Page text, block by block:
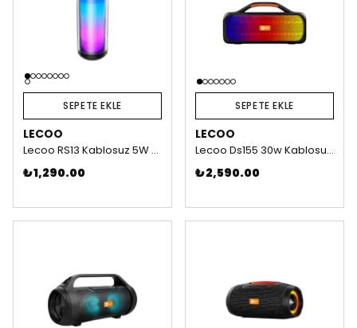
SEPETE EKLE
LECOO
Lecoo RS13 Kablosuz 5W RGB Aydınlatmalı Bluetooth/USB/SD Kart Stereo Taşınabilir Hoparlör
₺ 1,290.00
SEPETE EKLE
LECOO
Lecoo Ds155 30w Kablosuz Bluetooth 5.0 Rgb Ipx5 Tws Boombox Taşınabilir Hoparlör
₺ 2,590.00